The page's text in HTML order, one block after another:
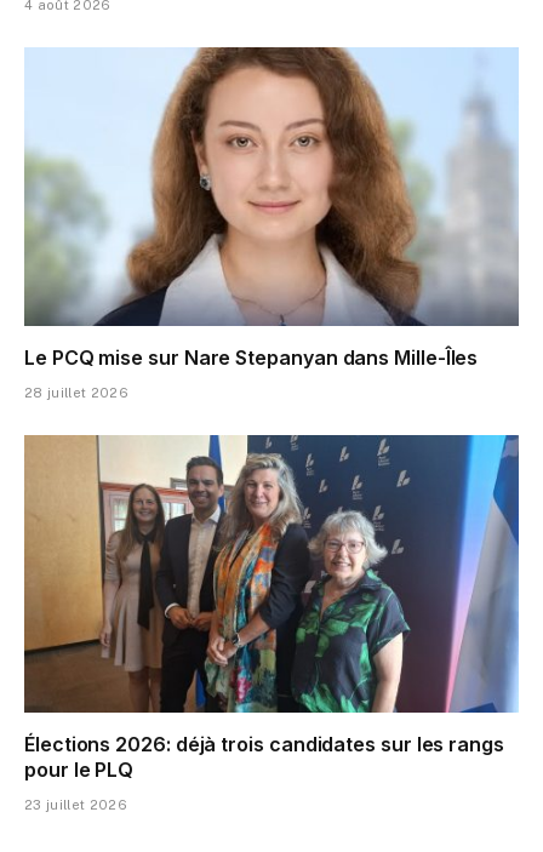
4 août 2026
Le PCQ mise sur Nare Stepanyan dans Mille-Îles
28 juillet 2026
Élections 2026: déjà trois candidates sur les rangs
pour le PLQ
23 juillet 2026